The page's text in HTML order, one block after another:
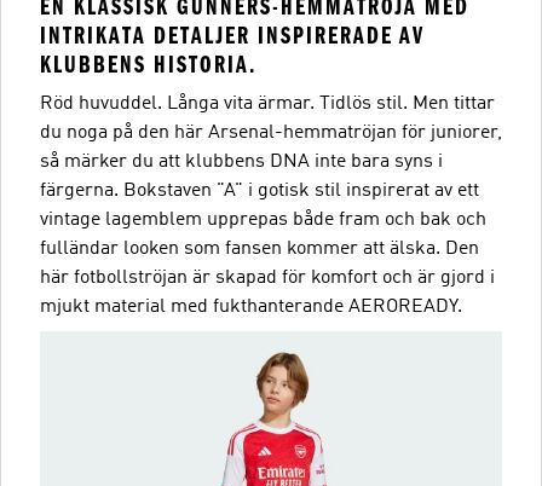
EN KLASSISK GUNNERS-HEMMATRÖJA MED
INTRIKATA DETALJER INSPIRERADE AV
KLUBBENS HISTORIA.
Röd huvuddel. Långa vita ärmar. Tidlös stil. Men tittar
du noga på den här Arsenal-hemmatröjan för juniorer,
så märker du att klubbens DNA inte bara syns i
färgerna. Bokstaven "A" i gotisk stil inspirerat av ett
vintage lagemblem upprepas både fram och bak och
fulländar looken som fansen kommer att älska. Den
här fotbollströjan är skapad för komfort och är gjord i
mjukt material med fukthanterande AEROREADY.